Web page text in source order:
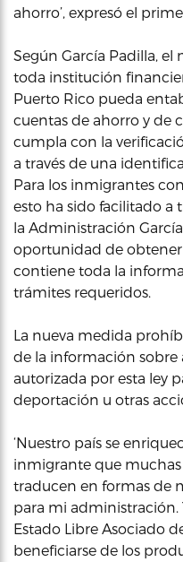
ahorro’, expresó el
Según García Padilla,
toda institución
Puerto Rico pueda
cuentas de ahorro y de
cumpla con la
a través de una
Para los inmigrantes
esto ha sido facilitado a
la Administración
oportunidad de
contiene toda la
trámites requeridos.
La nueva medida
de la información sobre
autorizada por esta ley
deportación u otras
‘Nuestro país se
inmigrante que muchas
traducen en formas de
para mi administración.
Estado Libre Asociado
beneficiarse de los